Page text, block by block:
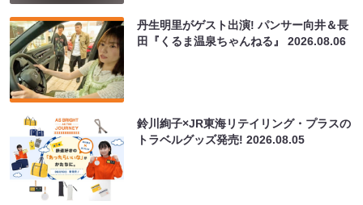
丹生明里がゲスト出演! パンサー向井＆長
田『くるま温泉ちゃんねる』2026.08.06
鈴川絢子×JR東海リテイリング・プラスの
トラベルグッズ発売!2026.08.05